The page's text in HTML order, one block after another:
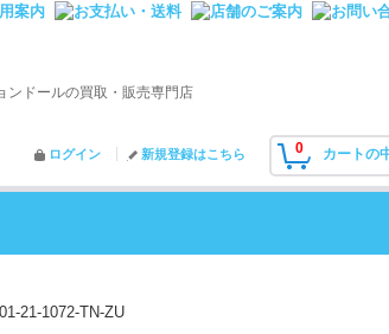
ンドールの買取・販売専門店
0 カートの
ログイン 新規登録はこちら
21-1072-TN-ZU